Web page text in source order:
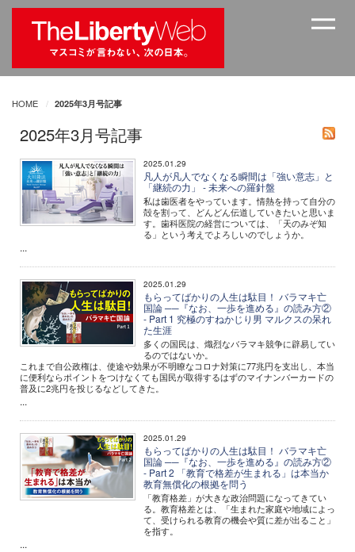
HOME 2025年3月号記事
2025年3月号記事
2025.01.29
凡人が凡人でなくなる瞬間は「強い意志」と
「継続の力」 - 未来への羅針盤
私は歯医者をやっています。情熱を持って自分の
殻を割って、どんどん伝道していきたいと思いま
す。歯科医院の経営については、「天のみぞ知
る」という考えでよろしいのでしょうか。
...
2025.01.29
もらってばかりの人生は駄目！ バラマキ亡
国論 ──『なお、一歩を進める』の読み方②
- Part 1 究極のすねかじり男 マルクスの呆れ
た生涯
多くの国民は、熾烈なバラマキ競争に辟易してい
るのではないか。
これまで自公政権は、使途や効果が不明瞭なコロナ対策に77兆円を支出し、本当
に便利ならポイントをつけなくても国民が取得するはずのマイナンバーカードの
普及に2兆円を投じるなどしてきた。
...
2025.01.29
もらってばかりの人生は駄目！ バラマキ亡
国論 ──『なお、一歩を進める』の読み方②
- Part 2 「教育で格差が生まれる」は本当か
教育無償化の根拠を問う
「教育格差」が大きな政治問題になってきてい
る。教育格差とは、「生まれた家庭や地域によっ
て、受けられる教育の機会や質に差が出ること」
を指す。
...